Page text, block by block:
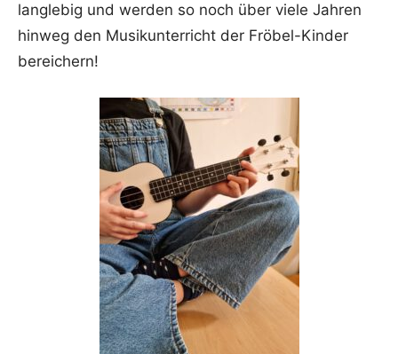
langlebig und werden so noch über viele Jahren
hinweg den Musikunterricht der Fröbel-Kinder
bereichern!